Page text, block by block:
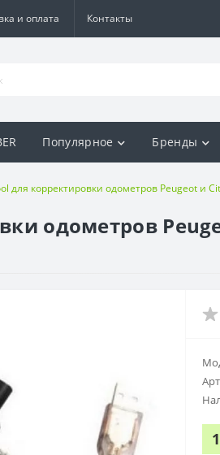
и оплата Контакты
Популярное Бренды
для корректировки одометров Peugeot и
одометров